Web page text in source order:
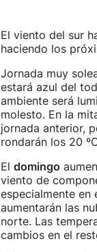
El viento del sur
haciendo los
Jornada muy
estará azul del
ambiente será
molesto. En la
jornada anterior,
rondarán los 20
El domingo
viento de
especialmente en
aumentarán las
norte. Las
cambios en el